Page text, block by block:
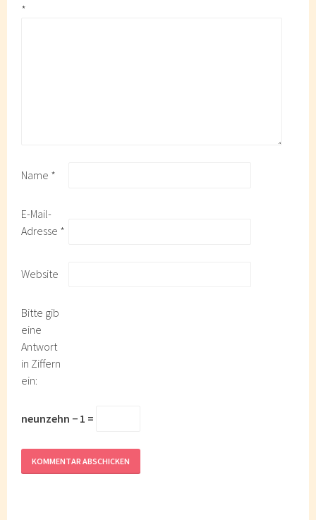
*
Name *
E-Mail-
Adresse *
Website
Bitte gib
eine
Antwort
in Ziffern
ein:
neunzehn − 1 =